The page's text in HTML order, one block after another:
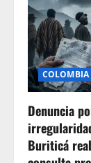
v
i
g
a
t
COLOMBIA
Denuncia
Buriticá